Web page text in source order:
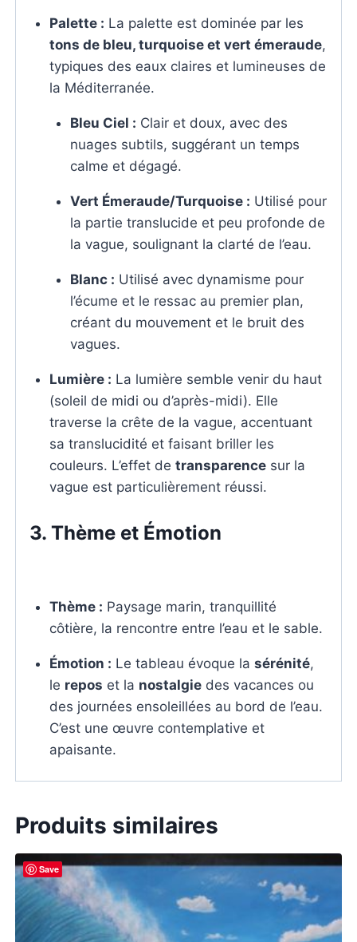
Palette : La palette est dominée par les
tons de bleu, turquoise et vert émeraude,
typiques des eaux claires et lumineuses de
la Méditerranée.
Bleu Ciel : Clair et doux, avec des
nuages subtils, suggérant un temps
calme et dégagé.
Vert Émeraude/Turquoise : Utilisé pour
la partie translucide et peu profonde de
la vague, soulignant la clarté de l’eau.
Blanc : Utilisé avec dynamisme pour
l’écume et le ressac au premier plan,
créant du mouvement et le bruit des
vagues.
Lumière : La lumière semble venir du haut
(soleil de midi ou d’après-midi). Elle
traverse la crête de la vague, accentuant
sa translucidité et faisant briller les
couleurs. L’effet detransparence sur la
vague est particulièrement réussi.
3. Thème et Émotion
Thème : Paysage marin, tranquillité
côtière, la rencontre entre l’eau et le sable.
Émotion : Le tableau évoque lasérénité,
le repos et la nostalgie des vacances ou
des journées ensoleillées au bord de l’eau.
C’est une œuvre contemplative et
apaisante.
Produits similaires
Save